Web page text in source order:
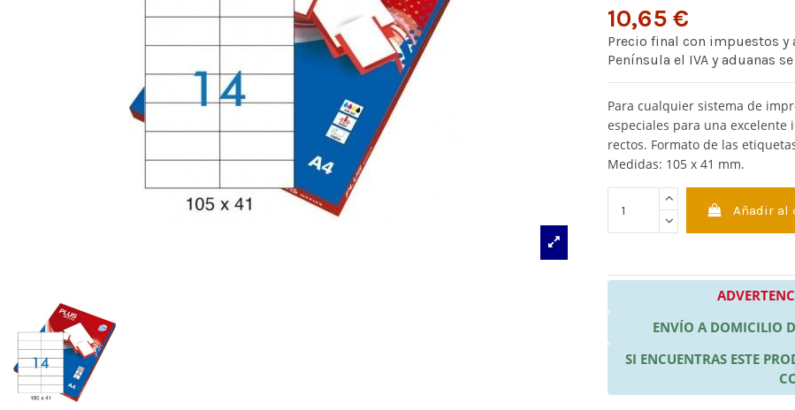
10,65 €
Precio final con impuestos y
Península el IVA y aduanas
Para cualquier sistema de
especiales para una excelente
rectos. Formato de las
Medidas: 105 x 41 mm.
Añadir al
ENVÍO A DOMICILIO
SI ENCUENTRAS ESTE